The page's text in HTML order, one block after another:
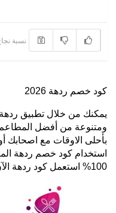
نسبة نجاح
كود خصم ردهة 2026
يمكنك من خلال تطبيق ردهة
ومتنوعة من أفضل المطاعم
بأحلى الاوقات مع اصحابك
استخدام كود خصم ردهة
100% استعمل كود ردهة الآن .